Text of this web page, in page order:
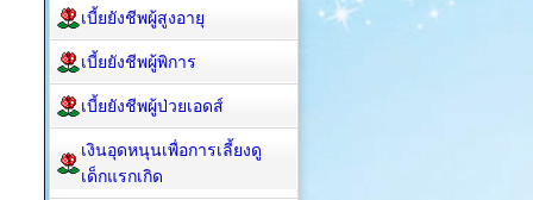
เบี้ยยังชีพผู้สูงอายุ
เบี้ยยังชีพผู้พิการ
เบี้ยยังชีพผู้ป่วยเอดส์
เงินอุดหนุนเพื่อการเลี้ยงดู
เด็กแรกเกิด